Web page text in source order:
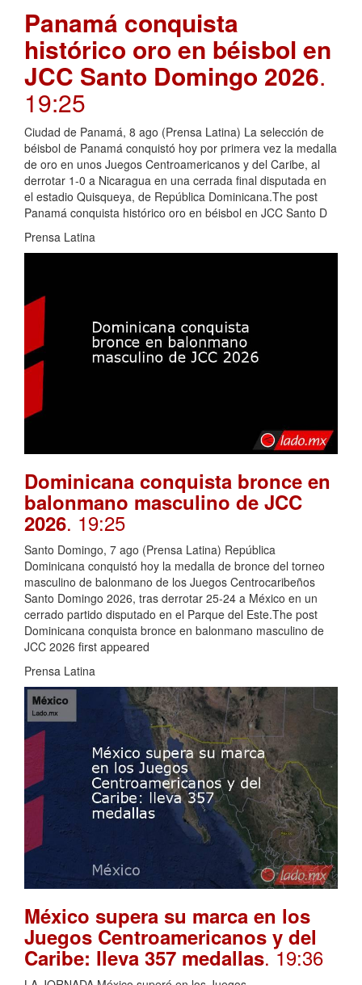
Panamá conquista
histórico oro en béisbol en
JCC Santo Domingo 2026.
19:25
Ciudad de Panamá, 8 ago (Prensa Latina) La selección de
béisbol de Panamá conquistó hoy por primera vez la medalla
de oro en unos Juegos Centroamericanos y del Caribe, al
derrotar 1-0 a Nicaragua en una cerrada final disputada en
el estadio Quisqueya, de República Dominicana.The post
Panamá conquista histórico oro en béisbol en JCC Santo D
Prensa Latina
Dominicana conquista bronce en
balonmano masculino de JCC
2026. 19:25
Santo Domingo, 7 ago (Prensa Latina) República
Dominicana conquistó hoy la medalla de bronce del torneo
masculino de balonmano de los Juegos Centrocaribeños
Santo Domingo 2026, tras derrotar 25-24 a México en un
cerrado partido disputado en el Parque del Este.The post
Dominicana conquista bronce en balonmano masculino de
JCC 2026 first appeared
Prensa Latina
México supera su marca en los
Juegos Centroamericanos y del
Caribe: lleva 357 medallas. 19:36